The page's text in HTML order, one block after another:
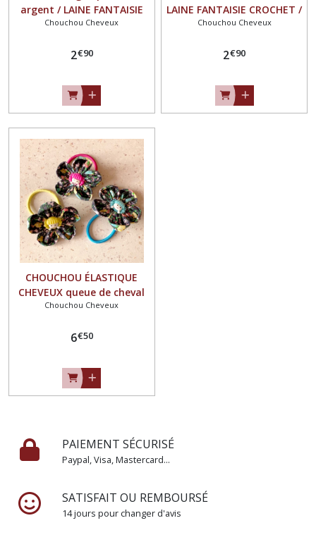
argent / LAINE FANTAISIE
CROCHET / ÉLASTIQUE
Chouchou Cheveux
2€90
LAINE FANTAISIE CROCHET /
ÉLASTIQUE CHEVEUX queue
Chouchou Cheveux
2€90
CHOUCHOU ÉLASTIQUE
CHEVEUX queue de cheval
tissu liberty et bouton
Chouchou Cheveux
6€50
PAIEMENT SÉCURISÉ
Paypal, Visa, Mastercard...
SATISFAIT OU REMBOURSÉ
14 jours pour changer d'avis